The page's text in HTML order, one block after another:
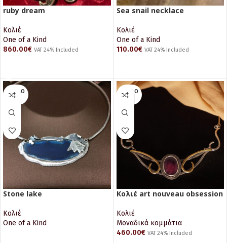
ruby dream
Κολιέ
One of a Kind
860.00€ VAT 24% Included
Sea snail necklace
Κολιέ
One of a Kind
110.00€ VAT 24% Included
SOLD O
UT
Stone lake
Κολιέ
One of a Kind
SOLD O
UT
Κολιέ art nouveau obsession
Κολιέ
Μοναδικά κομμάτια
460.00€ VAT 24% Included